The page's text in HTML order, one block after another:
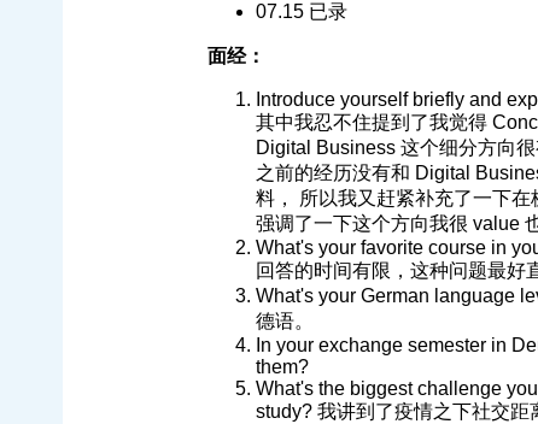
07.15 已录
面经：
Introduce yourself briefly and
其中我忍不住提到了我觉得
Digital Business 这个细分方向
之前的经历没有和 Digital
料， 所以我又赶紧补充了一下在
强调了一下这个方向我很 value
What's your favorite course in
回答的时间有限，这种问题最好
What's your German language
德语。
In your exchange semester in
them?
What's the biggest challenge
study? 我讲到了疫情之下社交